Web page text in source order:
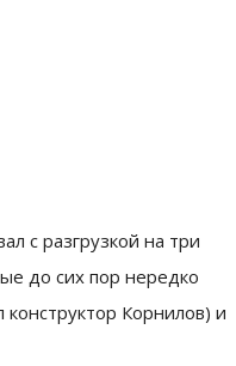
с разгрузкой на три
до сих пор нередко
конструктор Корнилов) и